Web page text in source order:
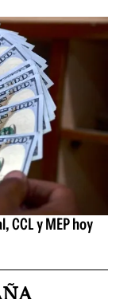
CCL y MEP hoy